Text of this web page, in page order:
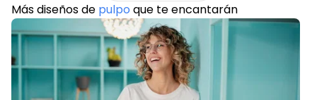
Más diseños de pulpo que te encantarán